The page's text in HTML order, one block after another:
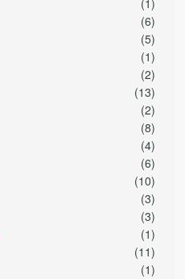
(1)
(6)
(5)
(1)
(2)
(13)
(2)
(8)
(4)
(6)
(10)
(3)
(3)
(1)
(11)
(1)